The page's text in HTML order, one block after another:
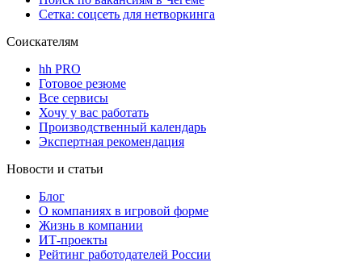
Сетка: соцсеть для нетворкинга
Соискателям
hh PRO
Готовое резюме
Все сервисы
Хочу у вас работать
Производственный календарь
Экспертная рекомендация
Новости и статьи
Блог
О компаниях в игровой форме
Жизнь в компании
ИТ-проекты
Рейтинг работодателей России